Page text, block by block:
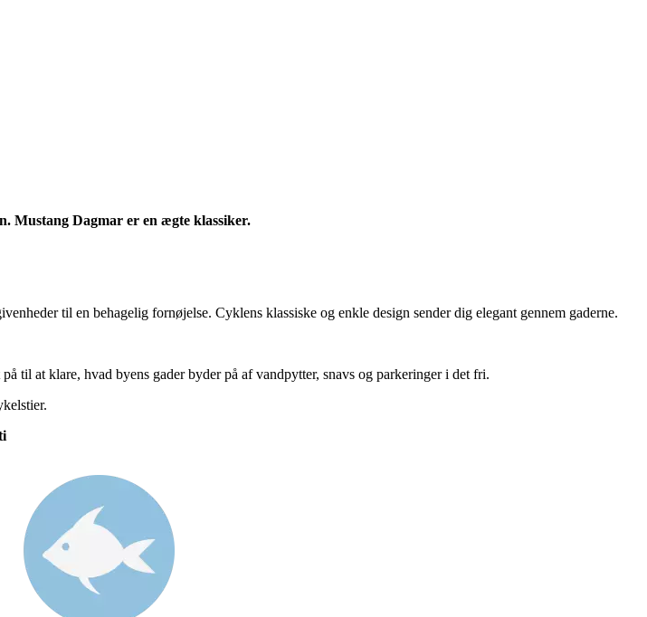
Mustang Dagmar er en ægte klassiker.
til en behagelig fornøjelse. Cyklens klassiske og enkle design sender dig elegant gennem gaderne.
til at klare, hvad byens gader byder på af vandpytter, snavs og parkeringer i det fri.